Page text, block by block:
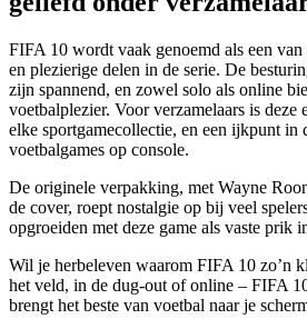
FIFA 10 wordt vaak genoemd als een van
en plezierige delen in de serie. De
zijn spannend, en zowel solo als online
voetbalplezier. Voor verzamelaars is deze
elke sportgamecollectie, en een ijkpunt in
voetbalgames op console.
De originele verpakking, met Wayne
de cover, roept nostalgie op bij veel
opgroeiden met deze game als vaste prik
Wil je herbeleven waarom FIFA 10 zo’n
het veld, in de dug-out of online – FIFA
brengt het beste van voetbal naar je